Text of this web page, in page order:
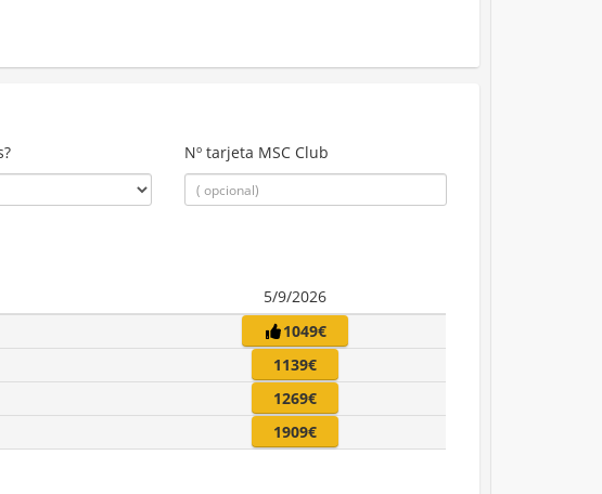
Nº tarjeta MSC Club
5/9/2026
1049€
1139€
1269€
1909€